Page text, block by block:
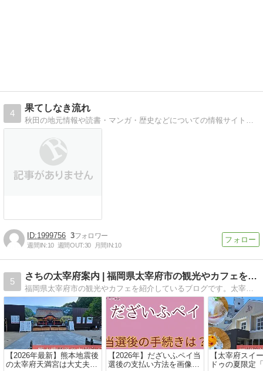
4
果てしなき流れ
秋田の地元情報や読書・マンガ・歴史などについての情報サイトです
1999756 3
週間IN:10 週間OUT:30 月間IN:10
5
さちの太宰府案内 | 福岡県太宰府市の観光やカフェを紹介
福岡県太宰府市の観光やカフェを紹介しているブログです。太宰府天満宮など観光する参考になれば嬉しいです。
【2026年最新】熊本地震後
の太宰府天満宮は大丈夫？
【2026年】だざいふペイ当
選後の支払い方法を画像付
【太宰府スイ
ドゥの夏限定